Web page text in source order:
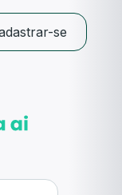
se